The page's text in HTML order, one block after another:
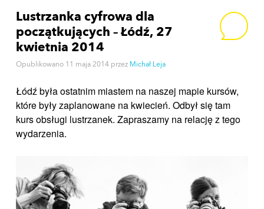
Lustrzanka cyfrowa dla
początkujących – Łódź, 27
kwietnia 2014
Opublikowano 11 maja 2014 przez Michał Leja
Łódź była ostatnim miastem na naszej mapie kursów,
które były zaplanowane na kwiecień. Odbył się tam
kurs obsługi lustrzanek. Zapraszamy na relację z tego
wydarzenia.